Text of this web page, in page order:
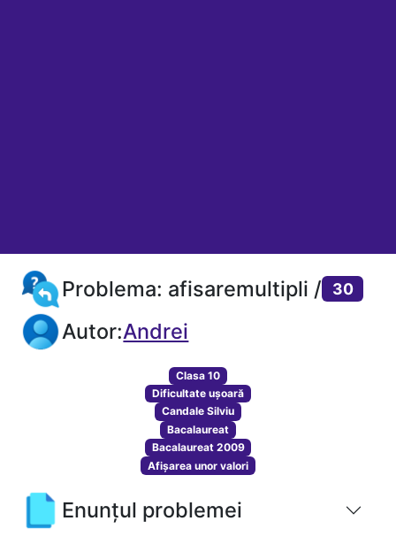
Problema: afisaremultipli / 30
Autor:Andrei
Clasa 10
Dificultate ușoară
Candale Silviu
Bacalaureat
Bacalaureat 2009
Afișarea unor valori
Enunțul problemei